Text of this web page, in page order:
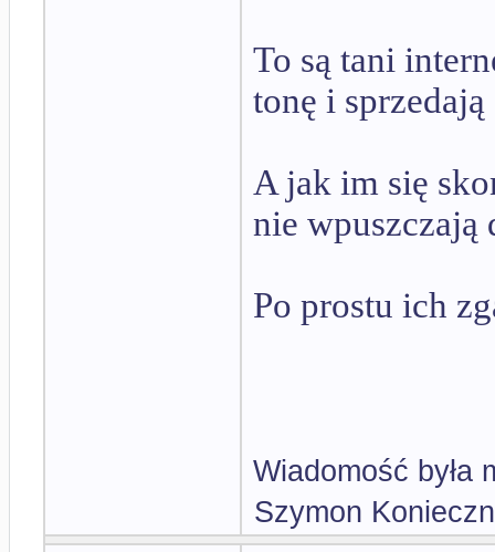
To są tani
tonę i
A jak im się
nie wpuszczają
Po prostu ich
Wiadomość była
Szymon